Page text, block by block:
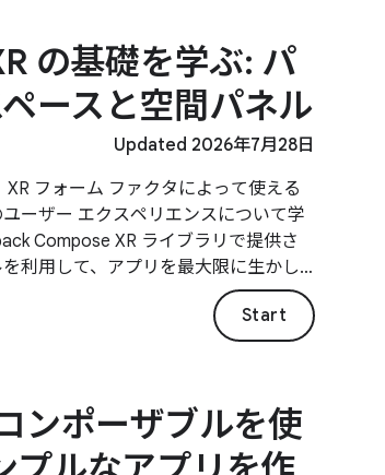
の基礎を学ぶ: パ
ースと空間パネル
Updated 2026年7月28日
XR フォーム ファクタによって使える
ーザー エクスペリエンスについて学
Compose XR ライブラリで提供さ
利用して、アプリを最大限に生かし
ッドセットで動作させる方法の基礎に
Start
ンポーザブルを使